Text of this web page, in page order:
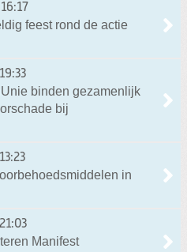
feest rond de actie
binden gezamenlijk
bij
in
Manifest